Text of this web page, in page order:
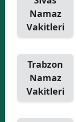
Namaz
Vakitleri
Trabzon
Namaz
Vakitleri